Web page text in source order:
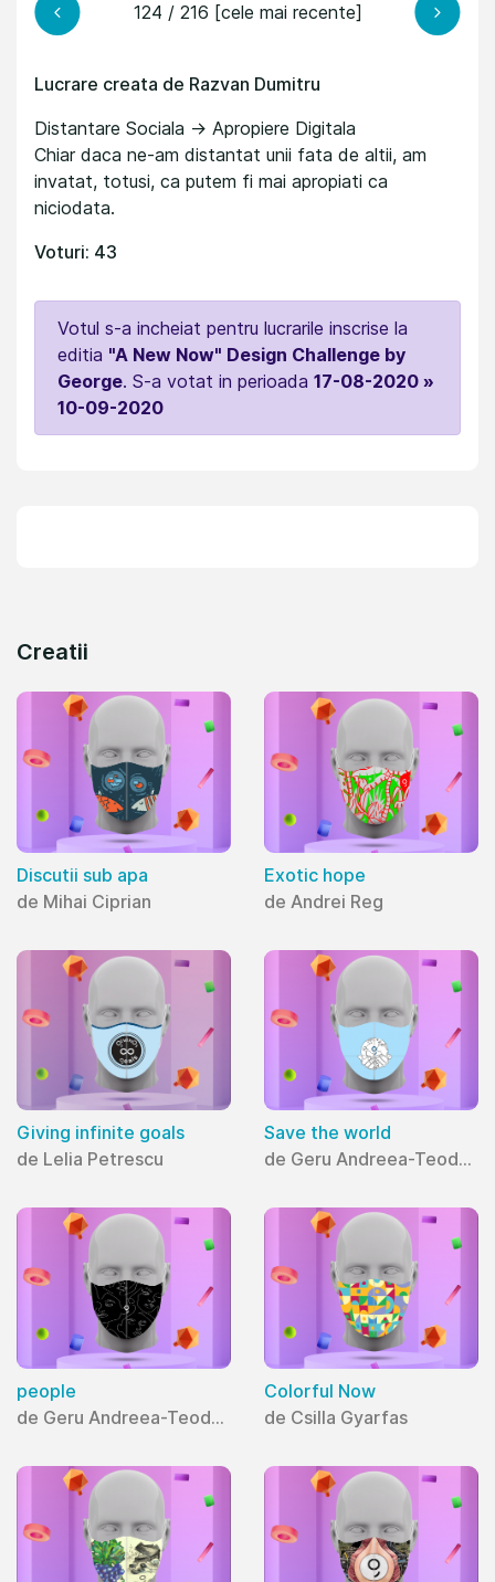
124 / 216 [cele mai recente]
Lucrare creata de Razvan Dumitru
Distantare Sociala -> Apropiere Digitala
Chiar daca ne-am distantat unii fata de altii, am
invatat, totusi, ca putem fi mai apropiati ca
niciodata.
Voturi: 43
Votul s-a incheiat pentru lucrarile inscrise la
editia "A New Now" Design Challenge by
George. S-a votat in perioada 17-08-2020 »
10-09-2020
Creatii
Discutii sub apa
de Mihai Ciprian
Exotic hope
de Andrei Reg
Giving infinite goals
de Lelia Petrescu
Save the world
de Geru Andreea-Teodora
people
de Geru Andreea-Teodora
Colorful Now
de Csilla Gyarfas